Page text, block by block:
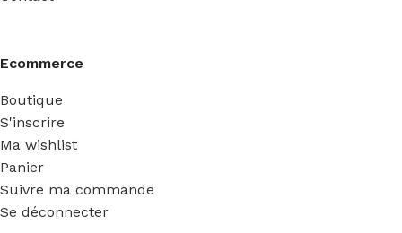
Ecommerce
Boutique
S'inscrire
Ma wishlist
Panier
Suivre ma commande
Se déconnecter